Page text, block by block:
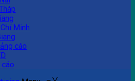
Minh
cáo
cáo